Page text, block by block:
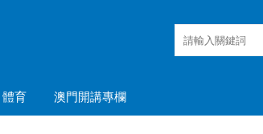
體育 澳門開講專欄